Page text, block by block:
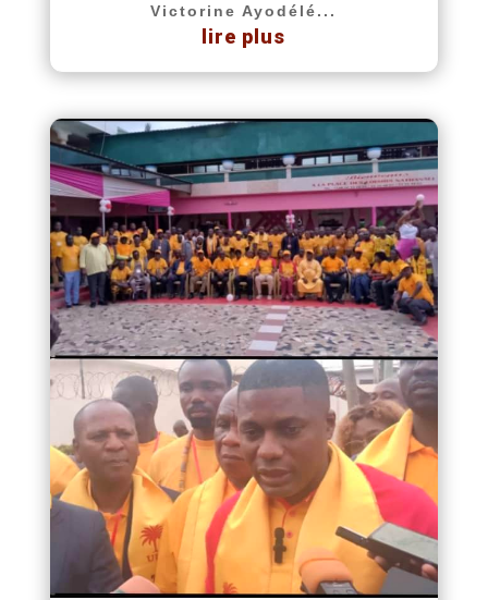
Victorine Ayodélé...
lire plus